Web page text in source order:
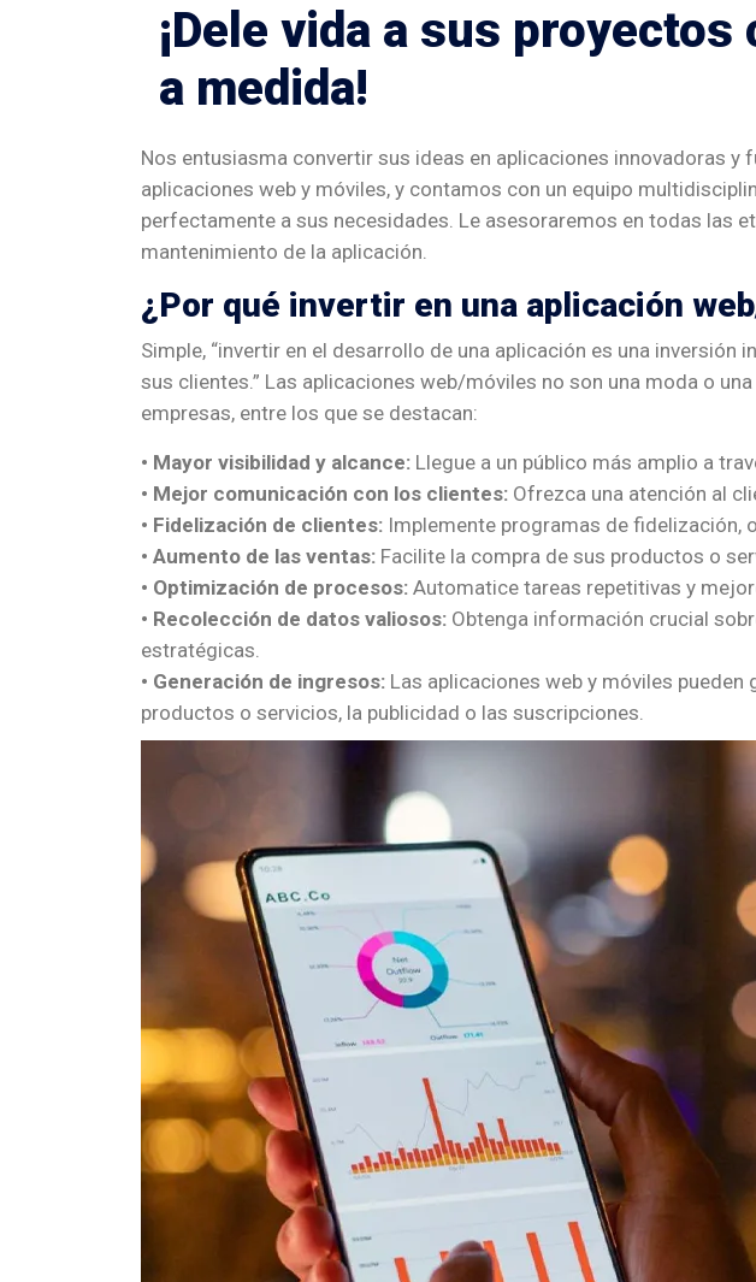
¡Dele vida a sus
a medida!
Nos entusiasma convertir sus ideas en aplicaciones innovadoras
aplicaciones web y móviles, y contamos con un equipo
perfectamente a sus necesidades. Le asesoraremos en todas las
mantenimiento de la aplicación.
¿Por qué invertir en una aplicación
Simple, “invertir en el desarrollo de una aplicación es una
sus clientes.” Las aplicaciones web/móviles no son una moda o
empresas, entre los que se destacan:
• Mayor visibilidad y alcance: Llegue a un público más amplio a
• Mejor comunicación con los clientes: Ofrezca una atención al
• Fidelización de clientes: Implemente programas de fidelización,
• Aumento de las ventas: Facilite la compra de sus productos o
• Optimización de procesos: Automatice tareas repetitivas y
• Recolección de datos valiosos: Obtenga información crucial
estratégicas.
• Generación de ingresos: Las aplicaciones web y móviles
productos o servicios, la publicidad o las suscripciones.